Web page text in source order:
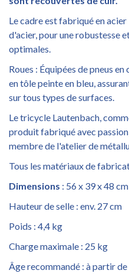
Le cadre est fabriqué en
d'acier, pour une robustesse
optimales.
Roues : Équipées de pneus
en tôle peinte en bleu,
sur tous types de surfaces.
Le tricycle Lautenbach,
produit fabriqué avec
membre de l'atelier de
Tous les matériaux de
Dimensions : 56 x 39 x 48 cm
Hauteur de selle : env. 27 cm
Poids : 4,4 kg
Charge maximale : 25 kg
Âge recommandé : à partir de